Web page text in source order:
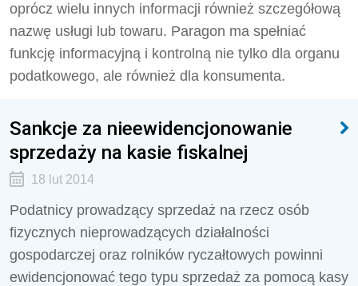
oprócz wielu innych informacji również szczegółową
nazwę usługi lub towaru. Paragon ma spełniać
funkcję informacyjną i kontrolną nie tylko dla organu
podatkowego, ale również dla konsumenta.
Sankcje za nieewidencjonowanie
sprzedaży na kasie fiskalnej
18 lut 2014
Podatnicy prowadzący sprzedaż na rzecz osób
fizycznych nieprowadzących działalności
gospodarczej oraz rolników ryczałtowych powinni
ewidencjonować tego typu sprzedaż za pomocą kasy